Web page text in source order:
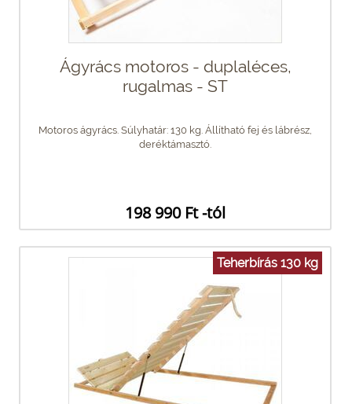
Ágyrács motoros - duplaléces,
rugalmas - ST
Motoros ágyrács. Súlyhatár: 130 kg. Állítható fej és lábrész,
deréktámasztó.
198 990 Ft -tól
Teherbírás 130 kg